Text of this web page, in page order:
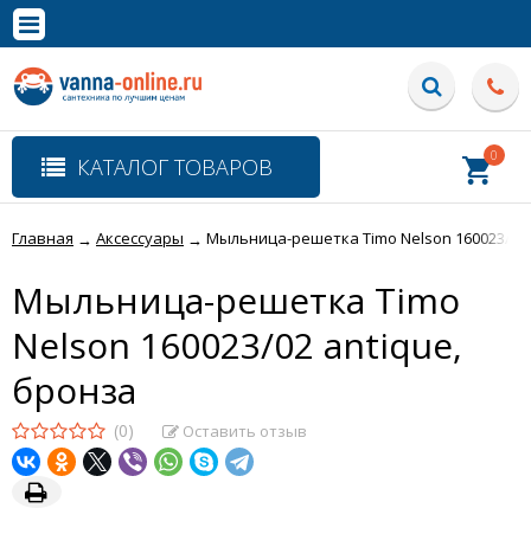
Полная версия сайта
КАТАЛОГ ТОВАРОВ 0
Главная → Аксессуары → Мыльница-решетка Timo Nelson 160023/
Мыльница-решетка Timo
Nelson 160023/02 antique,
бронза
(0) Оставить отзыв